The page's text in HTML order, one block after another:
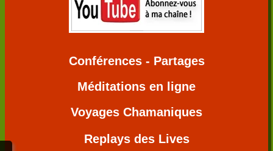
Conférences - Partages
Méditations en ligne
Voyages Chamaniques
Replays des Lives